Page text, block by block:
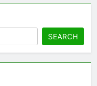
SEARCH
MUI Sulsel
Kaidah Darurat